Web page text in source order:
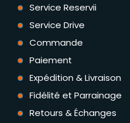
Service Reservii
Service Drive
Commande
Paiement
Expédition & Livraison
Fidélité et Parrainage
Retours & Échanges